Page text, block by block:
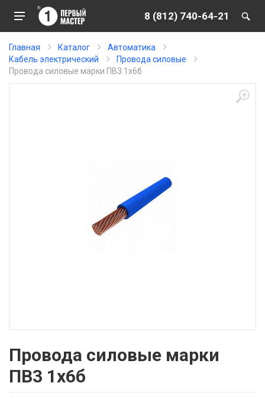
8 (812) 740-64-21
Главная Каталог
Автоматика
Кабель электрический
Провода силовые
Провода силовые марки ПВ3 1х6б
Провода силовые марки
ПВ3 1х6б